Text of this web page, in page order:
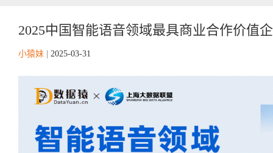
2025中国智能语音领域最具商业合作价值
小猿妹 2025-03-31